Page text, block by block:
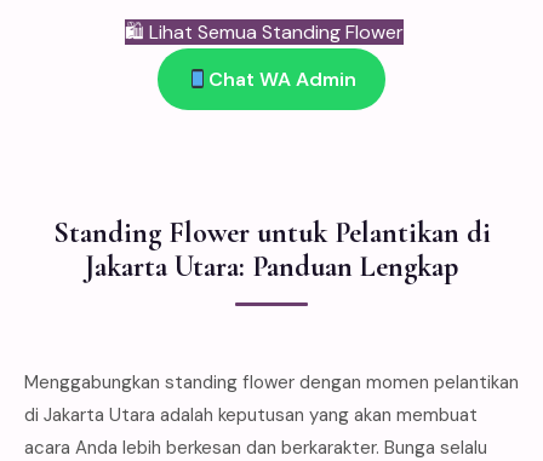
🛍 Lihat Semua Standing Flower
Chat WA Admin
Standing Flower untuk Pelantikan di
Jakarta Utara: Panduan Lengkap
Menggabungkan standing flower dengan momen pelantikan
di Jakarta Utara adalah keputusan yang akan membuat
acara Anda lebih berkesan dan berkarakter. Bunga selalu